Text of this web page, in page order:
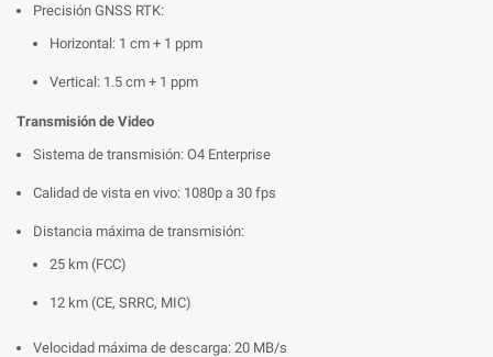
Precisión GNSS RTK:
Horizontal: 1 cm + 1 ppm
Vertical: 1.5 cm + 1 ppm
Transmisión de Video
Sistema de transmisión: O4 Enterprise
Calidad de vista en vivo: 1080p a 30 fps
Distancia máxima de transmisión:
25 km (FCC)
12 km (CE, SRRC, MIC)
Velocidad máxima de descarga: 20 MB/s